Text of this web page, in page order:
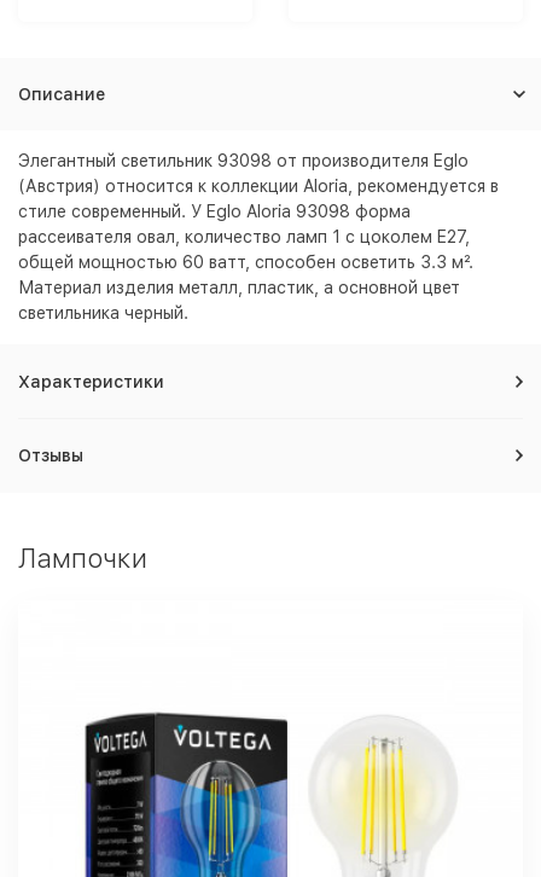
Описание
Элегантный светильник 93098 от производителя Eglo
(Австрия) относится к коллекции Aloria, рекомендуется в
стиле современный. У Eglo Aloria 93098 форма
рассеивателя овал, количество ламп 1 с цоколем E27,
общей мощностью 60 ватт, способен осветить 3.3 м².
Материал изделия металл, пластик, а основной цвет
светильника черный.
Характеристики
Отзывы
Лампочки